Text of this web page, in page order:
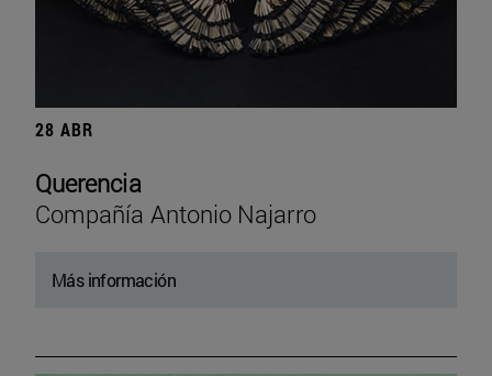
28 ABR
Querencia
Compañía Antonio Najarro
Más información